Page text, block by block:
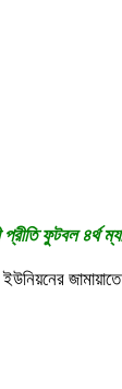
ফুটবল ৪র্থ